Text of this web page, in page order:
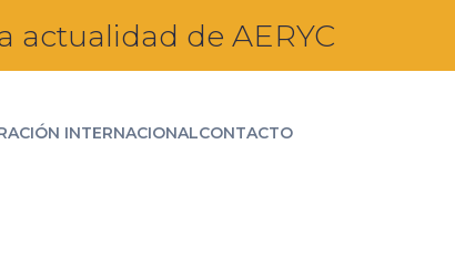
actualidad de AERYC
INTERNACIONALCONTACTO